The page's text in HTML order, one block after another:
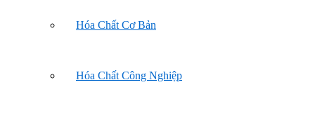
Hóa Chất Cơ Bản
Hóa Chất Công Nghiệp